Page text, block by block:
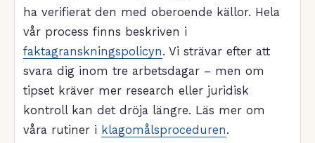
ha verifierat den med oberoende källor. Hela
vår process finns beskriven i
faktagranskningspolicyn. Vi strävar efter att
svara dig inom tre arbetsdagar – men om
tipset kräver mer research eller juridisk
kontroll kan det dröja längre. Läs mer om
våra rutiner i klagomålsproceduren.